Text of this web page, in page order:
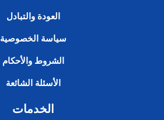
العودة والتبادل
سياسة الخصوصية
الشروط والأحكام
الأسئلة الشائعة
الخدمات